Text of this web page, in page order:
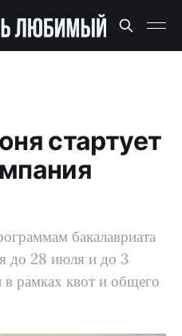
стартует
бакалавриата
до 28 июля и до 3
в рамках квот и общего